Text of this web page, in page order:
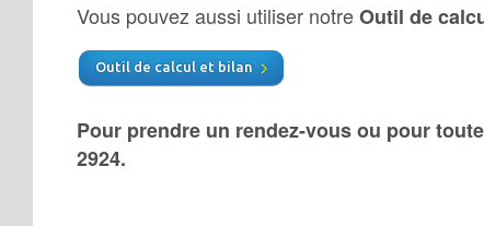
Vous pouvez aussi utiliser notreOutil de
Outil de calcul et bilan
Pour prendre un rendez-vous ou pour
2924.